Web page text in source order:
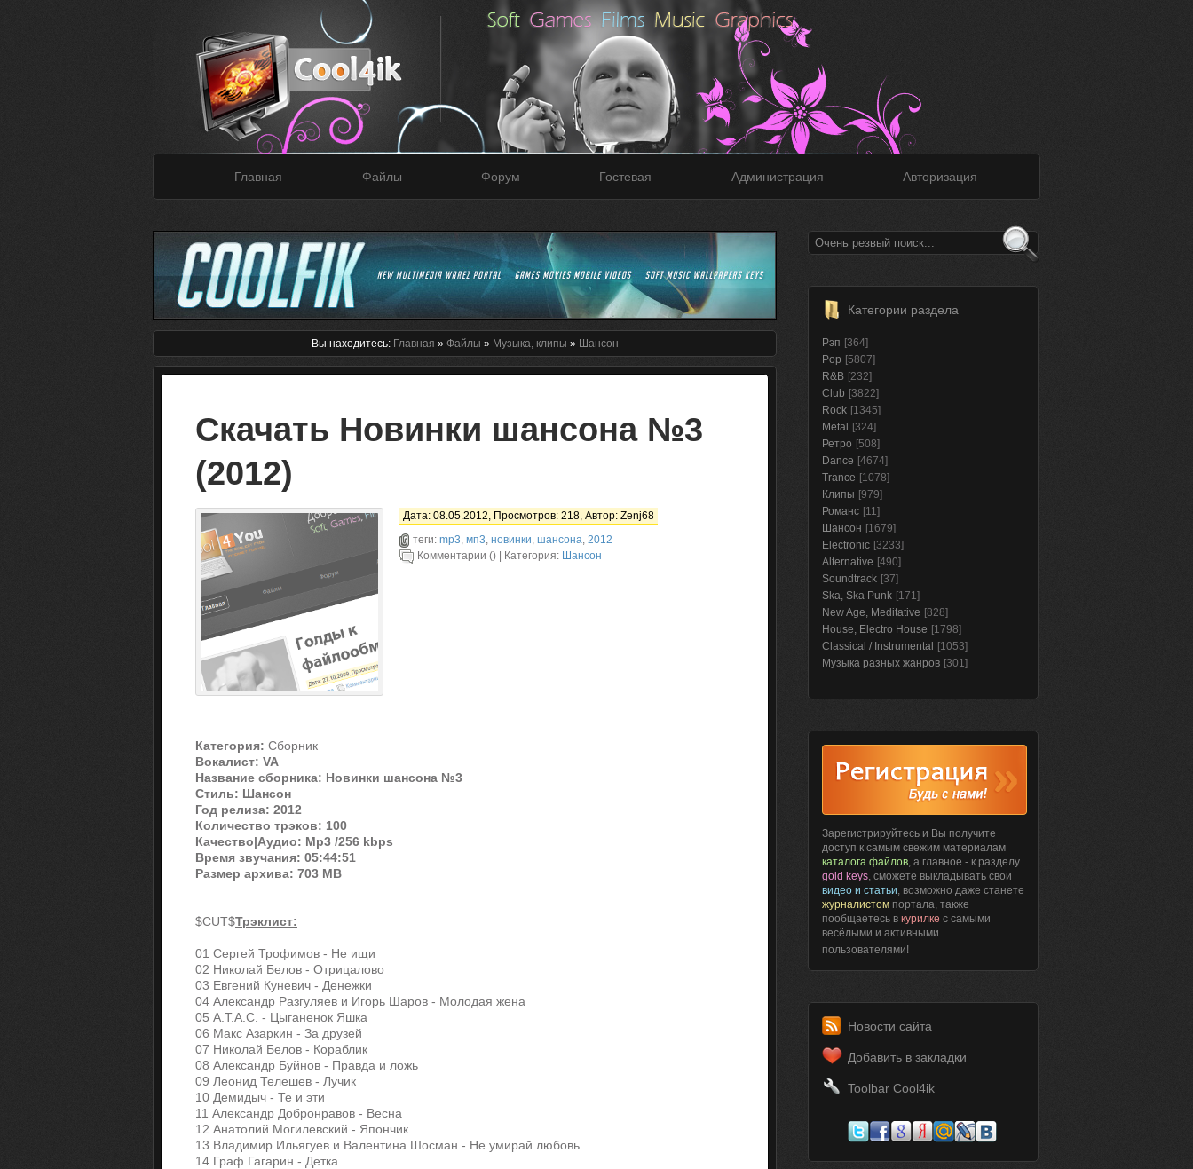
Главная Файлы Форум Гостевая Администрация Авторизация
Вы находитесь: Главная » Файлы » Музыка, клипы » Шансон
Скачать Новинки шансона №3
(2012)
Дата: 08.05.2012, Просмотров: 218, Автор: Zenj68
теги: mp3, мп3, новинки, шансона, 2012
Комментарии () | Категория: Шансон
Категория: Сборник
Вокалист: VA
Название сборника: Новинки шансона №3
Стиль: Шансон
Год релиза: 2012
Количество трэков: 100
Качество|Аудио: Mp3 /256 kbps
Время звучания: 05:44:51
Размер архива: 703 MB
$CUT$Трэклист:
01 Сергей Трофимов - Не ищи
02 Николай Белов - Отрицалово
03 Евгений Куневич - Денежки
04 Александр Разгуляев и Игорь Шаров - Молодая жена
05 А.Т.А.С. - Цыганенок Яшка
06 Макс Азаркин - За друзей
07 Николай Белов - Кораблик
08 Александр Буйнов - Правда и ложь
09 Леонид Телешев - Лучик
10 Демидыч - Те и эти
11 Александр Добронравов - Весна
12 Анатолий Могилевский - Япончик
13 Владимир Ильягуев и Валентина Шосман - Не умирай любовь
14 Граф Гагарин - Детка
Категории раздела
Рэп [364]
Pop [5807]
R&B [232]
Club [3822]
Rock [1345]
Metal
[324]
Ретро [508]
Dance [4674]
Trance [1078]
Клипы [979]
Романс [11]
Шансон [1679]
Electronic [3233]
Alternative [490]
Soundtrack [37]
Ska, Ska Punk [171]
New Age, Meditative [828]
House, Electro House [1798]
Classical / Instrumental
[1053]
Музыка разных жанров [301]
Зарегистрируйтесь и Вы получите
доступ к самым свежим материалам
каталога файлов, а главное - к разделу
gold keys, сможете выкладывать свои
видео и статьи, возможно даже станете
журналистом портала, также
пообщаетесь в курилке с самыми
весёлыми и активными
пользователями!
Новости сайта
Добавить в закладки
Toolbar Cool4ik